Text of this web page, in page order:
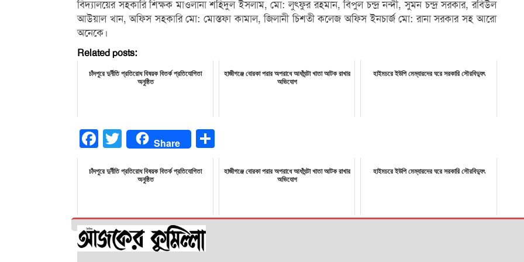
বিদ্যালয়ের সহকারি শিক্ষক মাওলানা শহিদুল ইসলাম, মো: লুৎফুর রহমান, বিপুল চন্দ্র নন্দী, সুমন চন্দ্র সরকার, রবিউল
আউয়াল খান, অফিস সহকারি মো: মোস্তফা কামাল, জিলানী চিশতী কলেজ অফিস ইনচার্জ মো: রানা সরকার সহ আরো
অনেকে।
Related posts:
চাঁদপুরে দুর্নীতি প্রতিরোধ বিষয়ক বিতর্ক প্রতিযোগিতা
অনুষ্ঠিত
হাজীগঞ্জে বোরকা পরার অপরাধে আধাঁঘন্টা খাতা আটক রাখার
অভিযোগ
হাইমচরে ইউপি মেম্বারদের ঘরে সরকারি সৌরবিদ্যুৎ
Facebook
Twitter Share
চাঁদপুরে দুর্নীতি প্রতিরোধ বিষয়ক বিতর্ক প্রতিযোগিতা
অনুষ্ঠিত
হাজীগঞ্জে বোরকা পরার অপরাধে আধাঁঘন্টা খাতা আটক রাখার
অভিযোগ
হাইমচরে ইউপি মেম্বারদের ঘরে সরকারি সৌরবিদ্যুৎ